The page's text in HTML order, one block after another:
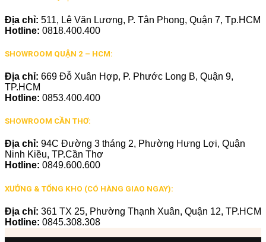
Địa chỉ: 511, Lê Văn Lương, P. Tân Phong, Quận 7, Tp.HCM
Hotline: 0818.400.400
SHOWROOM QUẬN 2 – HCM:
Địa chỉ: 669 Đỗ Xuân Hợp, P. Phước Long B, Quận 9,
TP.HCM
Hotline: 0853.400.400
SHOWROOM CẦN THƠ:
Địa chỉ: 94C Đường 3 tháng 2, Phường Hưng Lợi, Quận
Ninh Kiều, TP.Cần Thơ
Hotline: 0849.600.600
XƯỞNG & TỔNG KHO (CÓ HÀNG GIAO NGAY):
Địa chỉ: 361 TX 25, Phường Thạnh Xuân, Quận 12, TP.HCM
Hotline: 0845.308.308